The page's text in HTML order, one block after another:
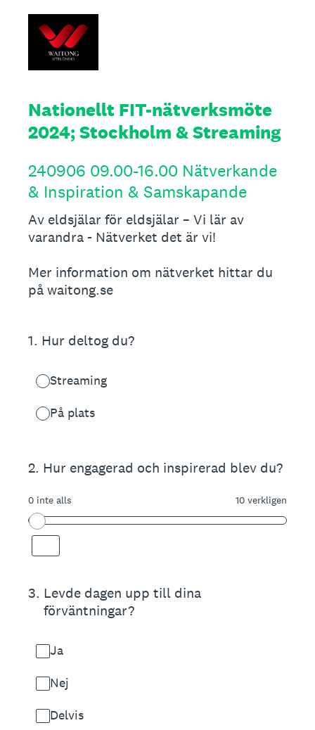
Nationellt FIT-nätverksmöte
2024; Stockholm & Streaming
240906 09.00-16.00 Nätverkande
& Inspiration & Samskapande
Av eldsjälar för eldsjälar – Vi lär av
varandra - Nätverket det är vi!
Mer information om nätverket hittar du
på waitong.se
1. Hur deltog du?
Streaming
På plats
2. Hur engagerad och inspirerad blev du?
0 inte alls 10 verkligen
3. Levde dagen upp till dina
förväntningar?
Ja
Nej
Delvis